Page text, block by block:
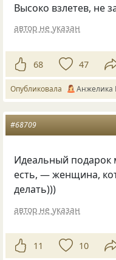
Высоко взлетев, не
автор не указан
68 47
Опубликовала Анжелика
#68709
Идеальный подарок
есть, — женщина,
делать)))
автор не указан
11 10